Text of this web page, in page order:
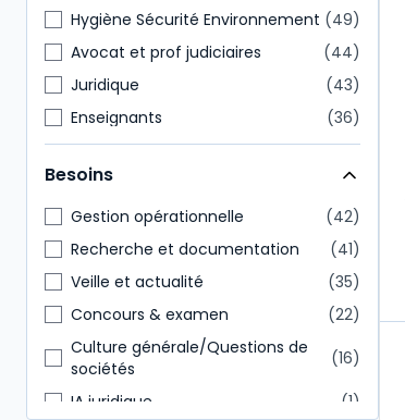
Hygiène Sécurité Environnement
49
Avocat et prof judiciaires
44
Juridique
43
Enseignants
36
Étudiants
33
Administratif et financier
22
Direction générale
22
Action Sociale
17
Notaire
15
RH
14
Besoins
Gestion opérationnelle
42
Recherche et documentation
41
Veille et actualité
35
Concours & examen
22
Culture générale/Questions de
sociétés
16
IA juridique
1